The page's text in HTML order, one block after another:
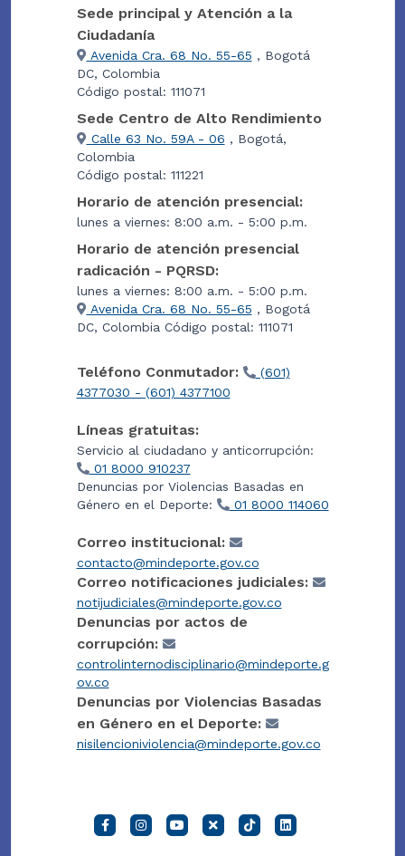
Sede principal y Atención a la
Ciudadanía
Avenida Cra. 68 No. 55-65 , Bogotá
DC, Colombia
Código postal: 111071
Sede Centro de Alto Rendimiento
Calle 63 No. 59A - 06 , Bogotá,
Colombia
Código postal: 111221
Horario de atención presencial:
lunes a viernes: 8:00 a.m. - 5:00 p.m.
Horario de atención presencial
radicación - PQRSD:
lunes a viernes: 8:00 a.m. - 5:00 p.m.
Avenida Cra. 68 No. 55-65 , Bogotá
DC, Colombia Código postal: 111071
Teléfono Conmutador:
(601)
4377030 - (601) 4377100
Líneas gratuitas:
Servicio al ciudadano y anticorrupción:
01 8000 910237
Denuncias por Violencias Basadas en
Género en el Deporte:
01 8000 114060
Correo institucional:
contacto@mindeporte.gov.co
Correo notificaciones judiciales:
notijudiciales@mindeporte.gov.co
Denuncias por actos de
corrupción:
controlinternodisciplinario@mindeporte.g
ov.co
Denuncias por Violencias Basadas
en Género en el Deporte:
nisilencioniviolencia@mindeporte.gov.co